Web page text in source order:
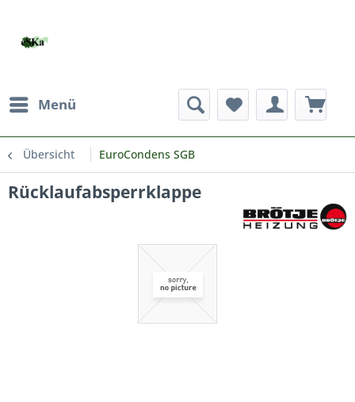
Menü
Übersicht EuroCondens SGB
Rücklaufabsperrklappe